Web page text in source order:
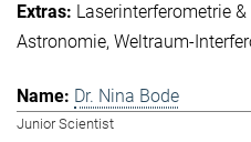
Laserinterferometrie
Astronomie Weltraum-
Dr. Nina Bode
Junior Scientist